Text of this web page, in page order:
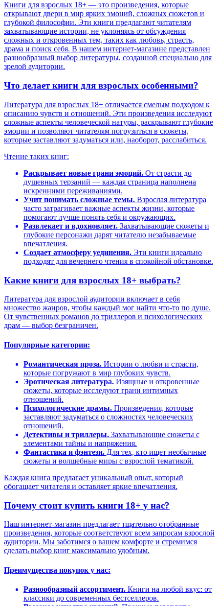
Книги для взрослых 18+ — это произведения, которые
открывают двери в мир ярких эмоций, сложных сюжетов и
глубокой философии. Эти книги предлагают читателям
захватывающие истории, не уклоняясь от обсуждения
сложных и откровенных тем, таких как любовь, страсть,
драма и поиск себя. В нашем интернет-магазине представлен
разнообразный выбор литературы, созданной специально для
зрелой аудитории.
Что делает книги для взрослых особенными?
Литература для взрослых 18+ отличается смелым подходом к
описанию чувств и отношений. Эти произведения исследуют
сложные аспекты человеческой натуры, раскрывают глубокие
эмоции и позволяют читателям погрузиться в сюжеты,
которые заставляют задуматься или, наоборот, расслабиться.
Чтение таких книг:
Раскрывает новые грани эмоций. От страсти до
душевных терзаний — каждая страница наполнена
искренними переживаниями.
Учит понимать сложные темы. Взрослая литература
часто затрагивает важные аспекты жизни, которые
помогают лучше понять себя и окружающих.
Развлекает и вдохновляет. Захватывающие сюжеты и
глубокие персонажи дарят читателю незабываемые
впечатления.
Создает атмосферу уединения. Эти книги идеально
подходят для вечернего чтения в спокойной обстановке.
Какие книги для взрослых 18+ выбрать?
Литература для взрослой аудитории включает в себя
множество жанров, чтобы каждый мог найти что-то по душе.
От чувственных романов до триллеров и психологических
драм — выбор безграничен.
Популярные категории:
Романтическая проза. Истории о любви и страсти,
которые погружают в мир глубоких чувств.
Эротическая литература. Изящные и откровенные
сюжеты, которые исследуют грани интимных
отношений.
Психологические драмы. Произведения, которые
заставляют задуматься о сложностях человеческих
отношений.
Детективы и триллеры. Захватывающие сюжеты с
элементами тайны и напряжения.
Фантастика и фэнтези. Для тех, кто ищет необычные
сюжеты и волшебные миры с взрослой тематикой.
Каждая книга предлагает уникальный опыт, который
обогащает читателя и оставляет яркие впечатления.
Почему стоит купить книги 18+ у нас?
Наш интернет-магазин предлагает тщательно отобранные
произведения, которые соответствуют всем запросам взрослой
аудитории. Мы заботимся о вашем комфорте и стремимся
сделать выбор книг максимально удобным.
Преимущества покупок у нас:
Разнообразный ассортимент. Книги на любой вкус: от
классики до современных бестселлеров.